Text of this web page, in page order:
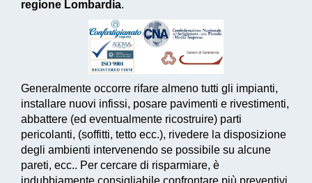
regione Lombardia.
Generalmente occorre rifare almeno tutti gli impianti,
installare nuovi infissi, posare pavimenti e rivestimenti,
abbattere (ed eventualmente ricostruire) parti
pericolanti, (soffitti, tetto ecc.), rivedere la disposizione
degli ambienti intervenendo se possibile su alcune
pareti, ecc.. Per cercare di risparmiare, è